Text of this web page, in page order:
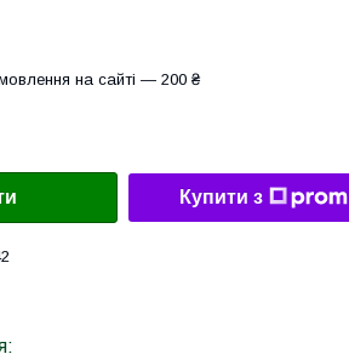
на сайті — 200 ₴
Купити з